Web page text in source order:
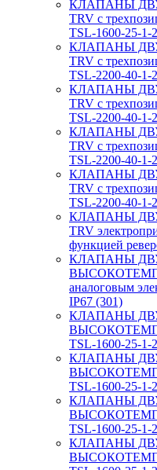
КЛАПАНЫ
TRV с
TSL-1600-25-1-
КЛАПАНЫ
TRV с
TSL-2200-40-1-
КЛАПАНЫ
TRV с
TSL-2200-40-1-
КЛАПАНЫ
TRV с
TSL-2200-40-1-
КЛАПАНЫ
TRV с
TSL-2200-40-1-
КЛАПАНЫ
TRV
функцией
КЛАПАНЫ
аналоговым
IP67 (301)
КЛАПАНЫ
TSL-1600-25-1-
КЛАПАНЫ
TSL-1600-25-1-
КЛАПАНЫ
TSL-1600-25-1-
КЛАПАНЫ